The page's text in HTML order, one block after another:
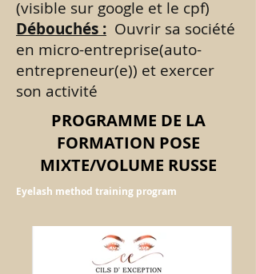
(visible sur google et le cpf)
Débouchés : Ouvrir sa société
en micro-entreprise(auto-
entrepreneur(e)) et exercer
son activité
PROGRAMME DE LA
FORMATION POSE
MIXTE/VOLUME RUSSE
Eyelash method training program